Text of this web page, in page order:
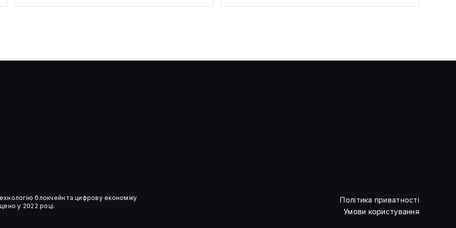
блокчейн та цифрову економіку
у 2022 році.
Політика приватності
Умови користування